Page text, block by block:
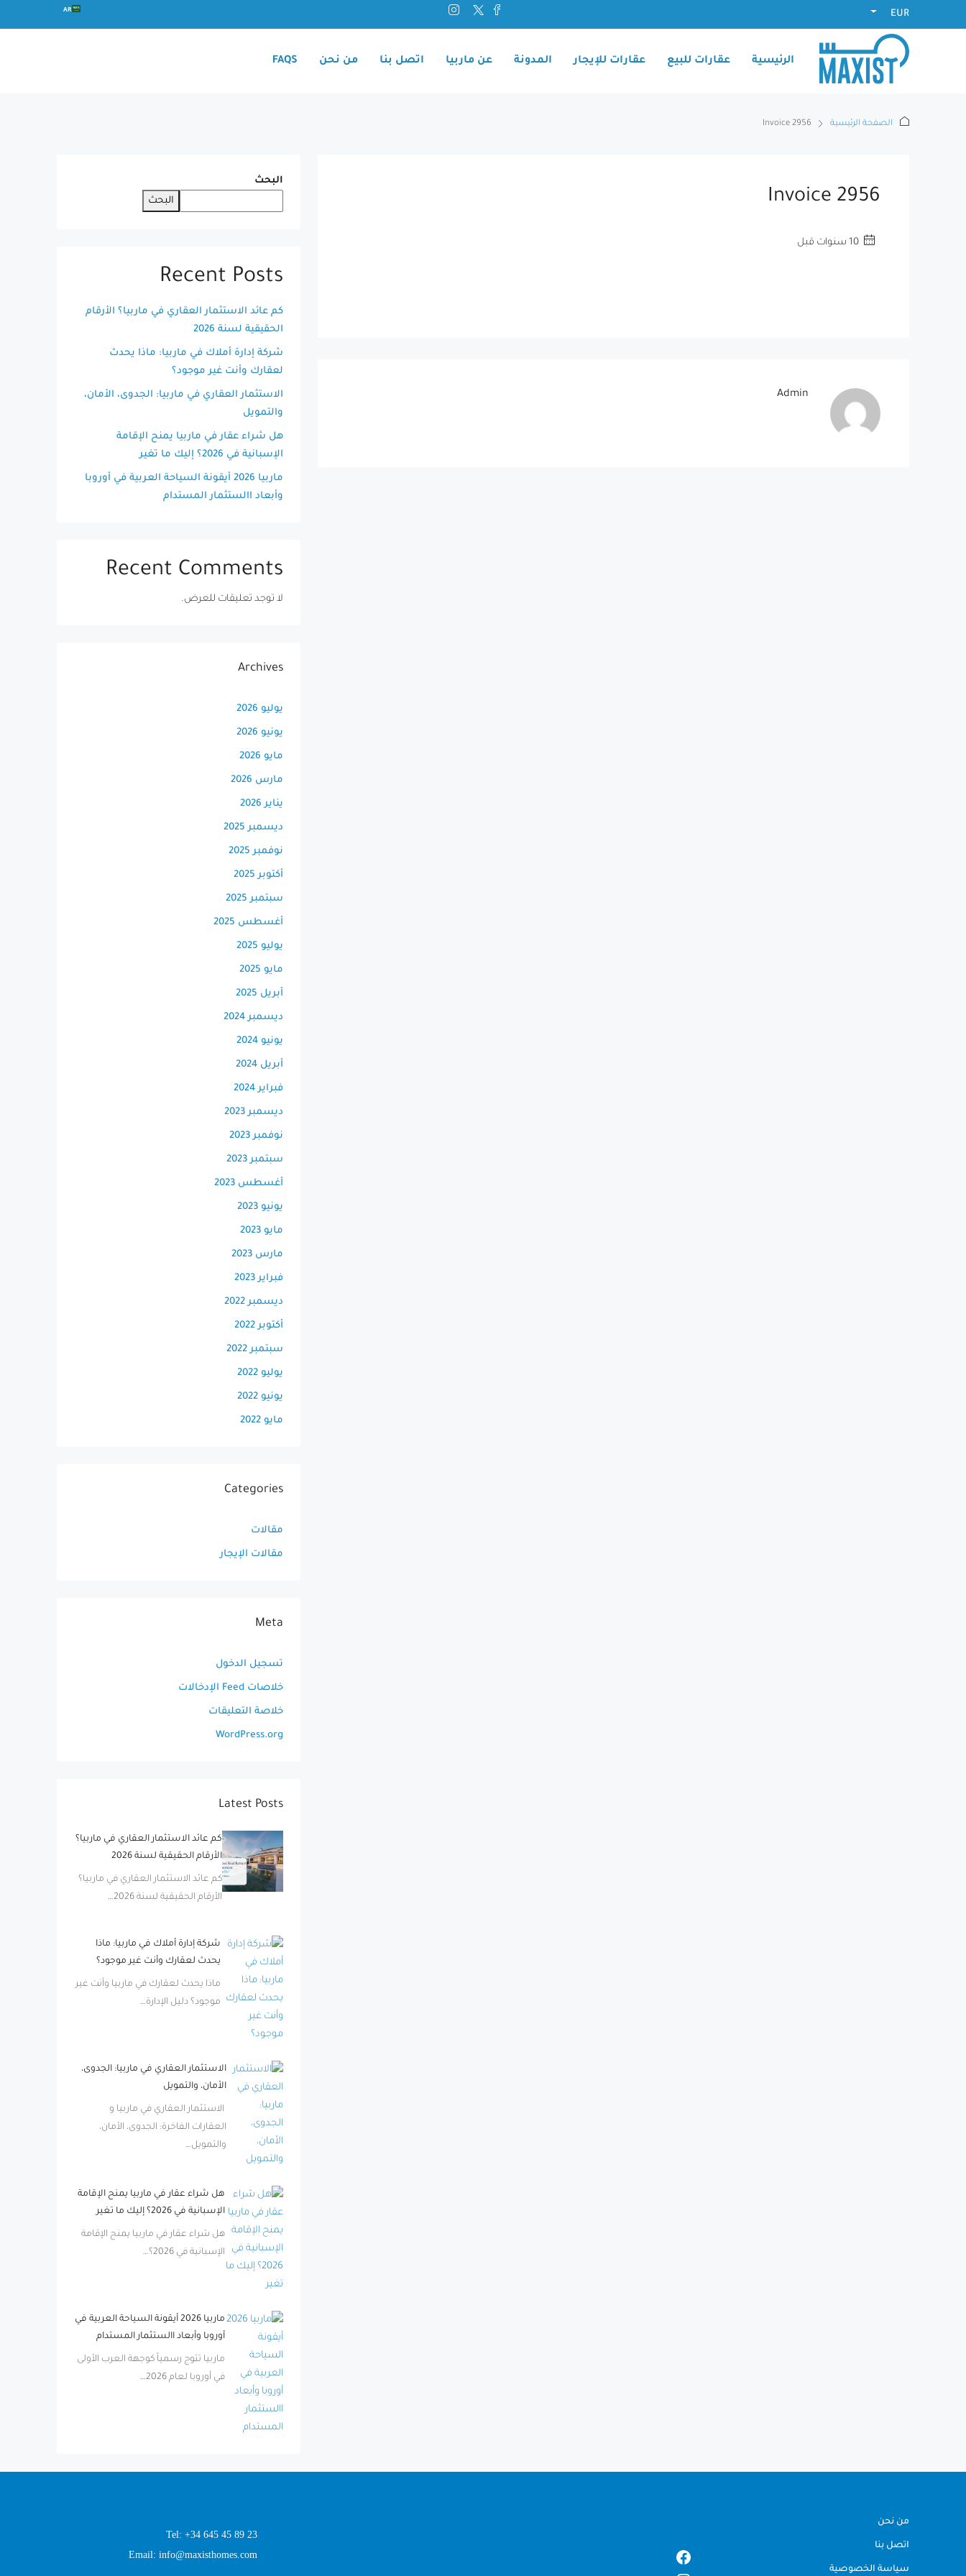
EUR
AR
الرئيسية عقارات للبيع عقارات للإيجار المدونة عن ماربيا اتصل بنا من نحن FAQS
الصفحة الرئيسية Invoice 2956
Invoice 2956
Admin
البحث
البحث
Recent Posts
كم عائد الاستثمار العقاري في ماربيا؟ الأرقام
الحقيقية لسنة 2026
شركة إدارة أملاك في ماربيا: ماذا يحدث
لعقارك وأنت غير موجود؟
الاستثمار العقاري في ماربيا: الجدوى، الأمان،
والتمويل
هل شراء عقار في ماربيا يمنح الإقامة
الإسبانية في 2026؟ إليك ما تغير
ماربيا 2026 أيقونة السياحة العربية في أوروبا
وأبعاد االستثمار المستدام
Recent Comments
لا توجد تعليقات للعرض.
Archives
يوليو 2026
يونيو 2026
مايو 2026
مارس 2026
يناير 2026
ديسمبر 2025
نوفمبر 2025
أكتوبر 2025
سبتمبر 2025
أغسطس 2025
يوليو 2025
مايو 2025
أبريل 2025
ديسمبر 2024
يونيو 2024
أبريل 2024
فبراير 2024
ديسمبر 2023
نوفمبر 2023
سبتمبر 2023
أغسطس 2023
يونيو 2023
مايو 2023
مارس 2023
فبراير 2023
ديسمبر 2022
أكتوبر 2022
سبتمبر 2022
يوليو 2022
يونيو 2022
مايو 2022
Categories
مقالات
مقالات الإيجار
Meta
تسجيل الدخول
خلاصات Feed الإدخالات
خلاصة التعليقات
WordPress.org
Latest Posts
كم عائد الاستثمار العقاري في ماربيا؟
الأرقام الحقيقية لسنة 2026
كم عائد الاستثمار العقاري في ماربيا؟
الأرقام الحقيقية لسنة 2026…
شركة إدارة أملاك في ماربيا: ماذا
يحدث لعقارك وأنت غير موجود؟
ماذا يحدث لعقارك في ماربيا وأنت غير
موجود؟ دليل الإدارة…
الاستثمار العقاري في ماربيا: الجدوى،
الأمان، والتمويل
الاستثمار العقاري في ماربيا و
العقارات الفاخرة: الجدوى، الأمان،
والتمويل…
هل شراء عقار في ماربيا يمنح الإقامة
الإسبانية في 2026؟ إليك ما تغير
هل شراء عقار في ماربيا يمنح الإقامة
الإسبانية في 2026؟…
ماربيا 2026 أيقونة السياحة العربية في
أوروبا وأبعاد االستثمار المستدام
ماربيا تتوج رسمياً كوجهة العرب الأولى
في أوروبا لعام 2026…
من نحن
اتصل بنا
سياسة الخصوصية
Tel: +34 645 45 89 23
Email: info@maxisthomes.com